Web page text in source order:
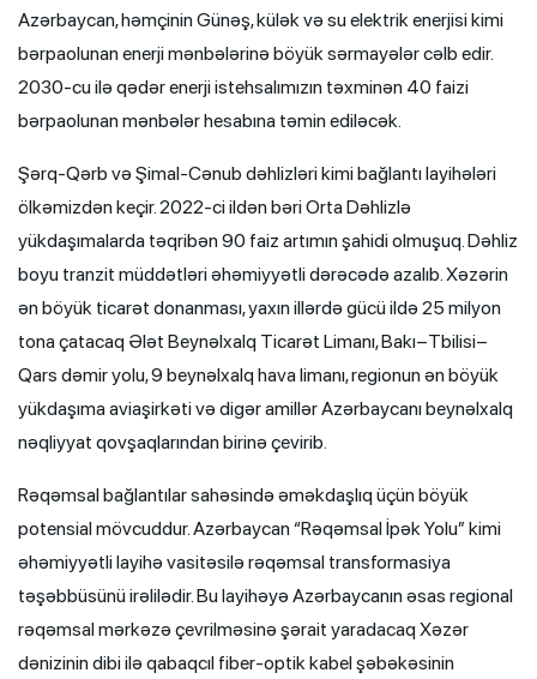
Azərbaycan, həmçinin Günəş, külək və su elektrik enerjisi kimi
bərpaolunan enerji mənbələrinə böyük sərmayələr cəlb edir.
2030-cu ilə qədər enerji istehsalımızın təxminən 40 faizi
bərpaolunan mənbələr hesabına təmin ediləcək.
Şərq-Qərb və Şimal-Cənub dəhlizləri kimi bağlantı layihələri
ölkəmizdən keçir. 2022-ci ildən bəri Orta Dəhlizlə
yükdaşımalarda təqribən 90 faiz artımın şahidi olmuşuq. Dəhliz
boyu tranzit müddətləri əhəmiyyətli dərəcədə azalıb. Xəzərin
ən böyük ticarət donanması, yaxın illərdə gücü ildə 25 milyon
tona çatacaq Ələt Beynəlxalq Ticarət Limanı, Bakı–Tbilisi–
Qars dəmir yolu, 9 beynəlxalq hava limanı, regionun ən böyük
yükdaşıma aviaşirkəti və digər amillər Azərbaycanı beynəlxalq
nəqliyyat qovşaqlarından birinə çevirib.
Rəqəmsal bağlantılar sahəsində əməkdaşlıq üçün böyük
potensial mövcuddur. Azərbaycan “Rəqəmsal İpək Yolu” kimi
əhəmiyyətli layihə vasitəsilə rəqəmsal transformasiya
təşəbbüsünü irəlilədir. Bu layihəyə Azərbaycanın əsas regional
rəqəmsal mərkəzə çevrilməsinə şərait yaradacaq Xəzər
dənizinin dibi ilə qabaqcıl fiber-optik kabel şəbəkəsinin